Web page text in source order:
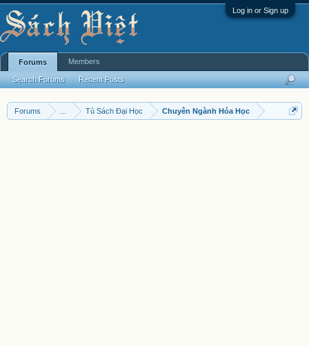
Log in or Sign up
Forums Tủ Sách Đại Học Chuyên Ngành Hóa Học
Forums
Search Forums Recent Posts
Members